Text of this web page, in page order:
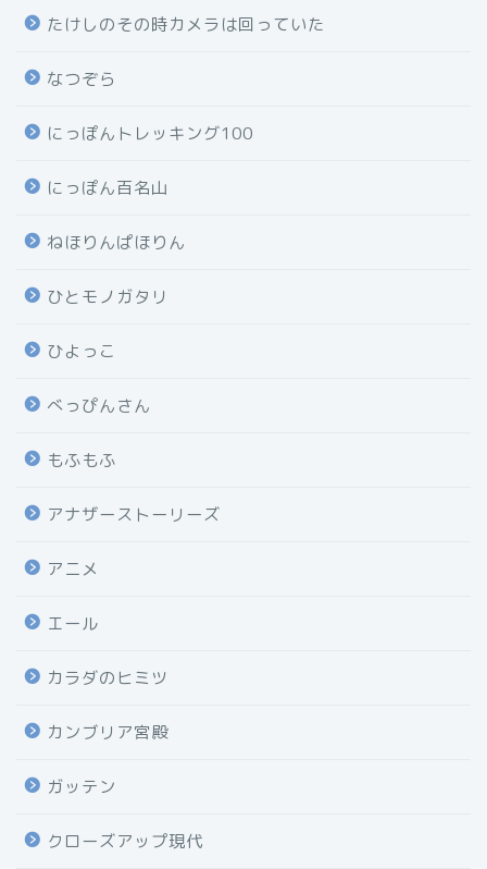
たけしのその時カメラは回っていた
なつぞら
にっぽんトレッキング100
にっぽん百名山
ねほりんぱほりん
ひとモノガタリ
ひよっこ
べっぴんさん
もふもふ
アナザーストーリーズ
アニメ
エール
カラダのヒミツ
カンブリア宮殿
ガッテン
クローズアップ現代